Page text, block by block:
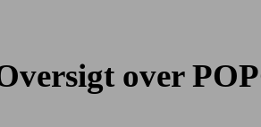
over